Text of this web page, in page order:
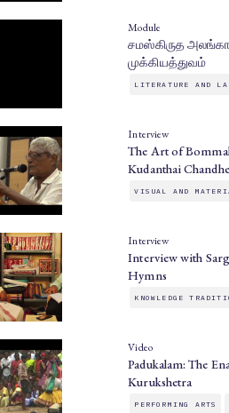
Module
சமஸ்கிருத
முக்கியத்துவம்
LITERATURE AND
Interview
The Art of
Kudanthai
VISUAL AND
Interview
Interview with
Hymns
KNOWLEDGE
Video
Padukalam: The
Kurukshetra
PERFORMING ARTS